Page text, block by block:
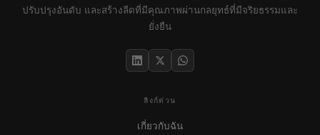
ปรับปรุงอันดับ และสร้างลีดที่มีคุณภาพผ่านกลยุทธ์ที่มีจริยธรรมและ
ยั่งยืน
ลิงก์ด่วน
เกี่ยวกับฉัน